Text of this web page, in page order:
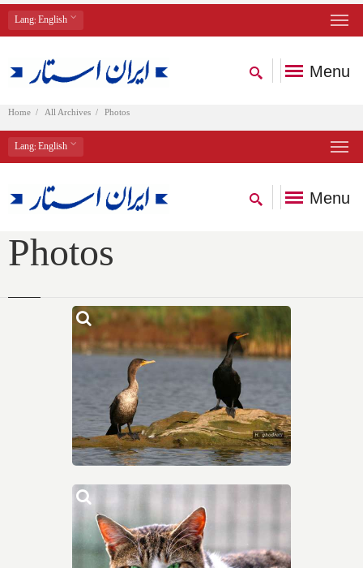
Lang: English
Menu
Home All Archives Photos
Lang: English
Menu
Photos